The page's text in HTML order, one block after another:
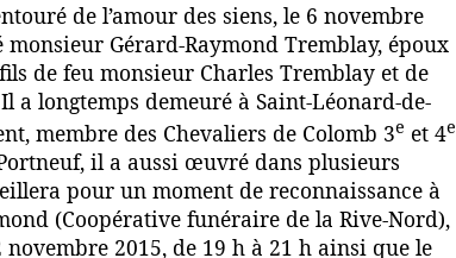
de l’amour des siens, le 6 novembre
monsieur Gérard-Raymond Tremblay, époux
de feu monsieur Charles Tremblay et de
a longtemps demeuré à Saint-Léonard-de-
membre des Chevaliers de Colomb 3e et 4e
Portneuf, il a aussi œuvré dans plusieurs
pour un moment de reconnaissance à
(Coopérative funéraire de la Rive-Nord),
novembre 2015, de 19 h à 21 h ainsi que le